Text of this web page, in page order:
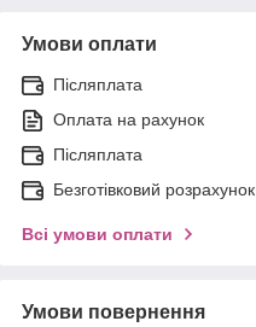
Умови оплати
Післяплата
Оплата на рахунок
Післяплата
Безготівковий розрахунок
Всі умови оплати
Умови повернення